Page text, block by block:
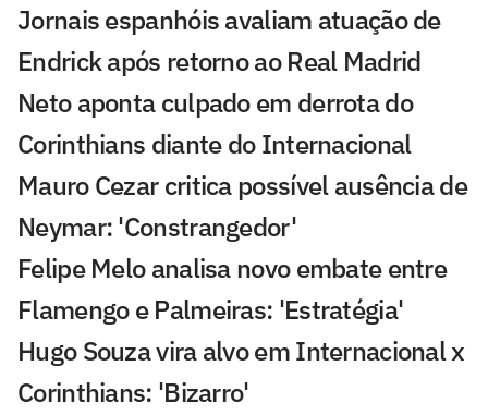
Jornais espanhóis avaliam atuação de
Endrick após retorno ao Real Madrid
Neto aponta culpado em derrota do
Corinthians diante do Internacional
Mauro Cezar critica possível ausência de
Neymar: 'Constrangedor'
Felipe Melo analisa novo embate entre
Flamengo e Palmeiras: 'Estratégia'
Hugo Souza vira alvo em Internacional x
Corinthians: 'Bizarro'